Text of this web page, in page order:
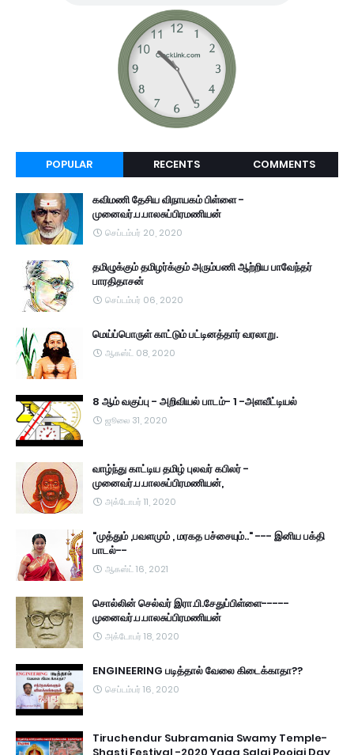
POPULAR RECENTS COMMENTS
கவிமணி தேசிய விநாயகம் பிள்ளை -
முனைவர்.ப.பாலசுப்பிரமணியன்
செப்டம்பர் 20, 2020
தமிழுக்கும் தமிழர்க்கும் அரும்பணி ஆற்றிய பாவேந்தர்
பாரதிதாசன்
செப்டம்பர் 06, 2020
மெய்ப்பொருள் காட்டும் பட்டினத்தார் வரலாறு.
ஆகஸ்ட் 08, 2020
8 ஆம் வகுப்பு - அறிவியல் பாடம்- 1 -அளவீட்டியல்
ஜூலை 31, 2020
வாழ்ந்து காட்டிய தமிழ் புலவர் கபிலர் -
முனைவர்.ப.பாலசுப்பிரமணியன்,
அக்டோபர் 11, 2020
"முத்தும் ,பவளமும் , மரகத பச்சையும்.." --- இனிய பக்தி
பாடல்--
ஆகஸ்ட் 16, 2021
சொல்லின் செல்வர் இரா.பி.சேதுப்பிள்ளை-----
முனைவர்.ப.பாலசுப்பிரமணியன்
அக்டோபர் 18, 2020
ENGINEERING படித்தால் வேலை கிடைக்காதா??
செப்டம்பர் 16, 2020
Tiruchendur Subramania Swamy Temple-